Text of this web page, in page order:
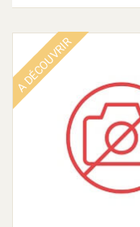
A DÉCOUVRIR